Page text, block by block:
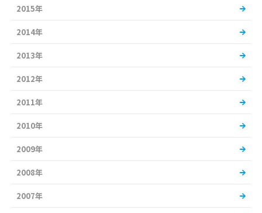
2015年
2014年
2013年
2012年
2011年
2010年
2009年
2008年
2007年